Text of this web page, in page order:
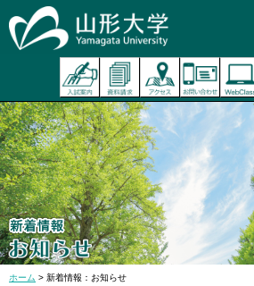
ホーム > 新着情報：お知らせ